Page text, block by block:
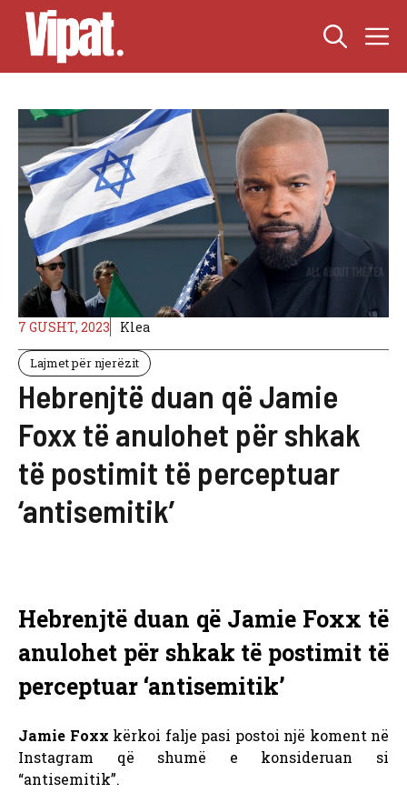
Skip
content
7 GUSHT, 2023 Klea
Lajmet për njerëzit
Hebrenjtë duan që Jamie
Foxx të anulohet për shkak
të postimit të perceptuar
‘antisemitik’
Hebrenjtë duan që Jamie Foxx të
anulohet për shkak të postimit të
perceptuar ‘antisemitik’
Jamie Foxx kërkoi falje pasi postoi një koment në
Instagram që shumë e konsideruan si
“antisemitik”.